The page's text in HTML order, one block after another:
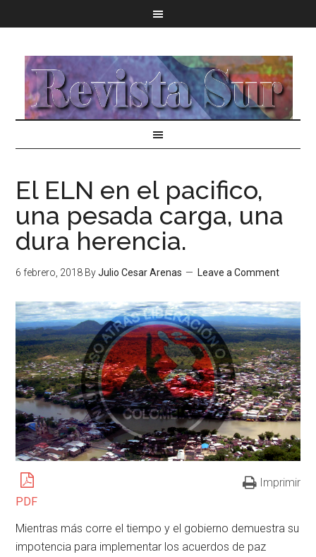
El ELN en el pacifico,
una pesada carga, una
dura herencia.
6 febrero, 2018 ByJulio Cesar Arenas Leave a Comment
PDF
Imprimir
Mientras más corre el tiempo y el gobierno demuestra su
impotencia para implementar los acuerdos de paz